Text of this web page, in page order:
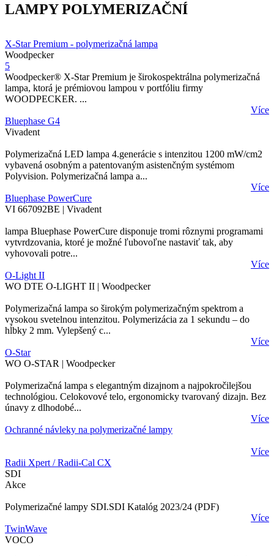
LAMPY POLYMERIZAČNÍ
X-Star Premium - polymerizačná lampa
Woodpecker
5
Woodpecker® X-Star Premium je širokospektrálna polymerizačná
lampa, ktorá je prémiovou lampou v portfóliu firmy
WOODPECKER. ...
Více
Bluephase G4
Vivadent
Polymerizačná LED lampa 4.generácie s intenzitou 1200 mW/cm2
vybavená osobným a patentovaným asistenčným systémom
Polyvision. Polymerizačná lampa a...
Více
Bluephase PowerCure
VI 667092BE | Vivadent
lampa Bluephase PowerCure disponuje tromi rôznymi programami
vytvrdzovania, ktoré je možné ľubovoľne nastaviť tak, aby
vyhovovali potre...
Více
O-Light II
WO DTE O-LIGHT II | Woodpecker
Polymerizačná lampa so širokým polymerizačným spektrom a
vysokou svetelnou intenzitou. Polymerizácia za 1 sekundu – do
hĺbky 2 mm. Vylepšený c...
Více
O-Star
WO O-STAR | Woodpecker
Polymerizačná lampa s elegantným dizajnom a najpokročilejšou
technológiou. Celokovové telo, ergonomicky tvarovaný dizajn. Bez
únavy z dlhodobé...
Více
Ochranné návleky na polymerizačné lampy
Více
Radii Xpert / Radii-Cal CX
SDI
Akce
Polymerizačné lampy SDI.SDI Katalóg 2023/24 (PDF)
Více
TwinWave
VOCO